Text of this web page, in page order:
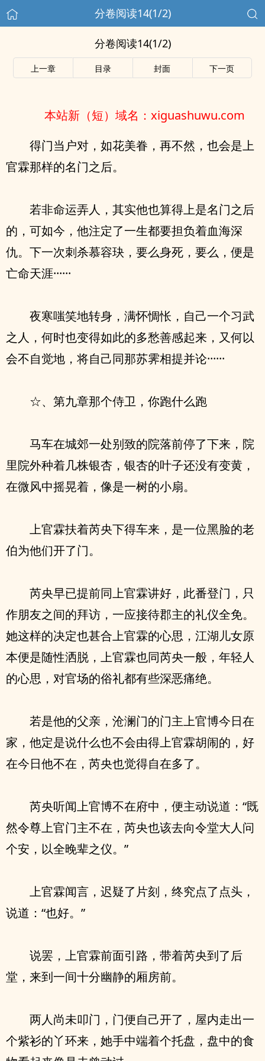
分卷阅读14(1/2)
分卷阅读14(1/2)
上一章 目录 封面 下一页
本站新（短）域名：xiguashuwu.com
得门当户对，如花美眷，再不然，也会是上
官霖那样的名门之后。
若非命运弄人，其实他也算得上是名门之后
的，可如今，他注定了一生都要担负着血海深
仇。下一次刺杀慕容玦，要么身死，要么，便是
亡命天涯······
夜寒嗤笑地转身，满怀惆怅，自己一个习武
之人，何时也变得如此的多愁善感起来，又何以
会不自觉地，将自己同那苏霁相提并论······
☆、第九章那个侍卫，你跑什么跑
马车在城郊一处别致的院落前停了下来，院
里院外种着几株银杏，银杏的叶子还没有变黄，
在微风中摇晃着，像是一树的小扇。
上官霖扶着芮央下得车来，是一位黑脸的老
伯为他们开了门。
芮央早已提前同上官霖讲好，此番登门，只
作朋友之间的拜访，一应接待郡主的礼仪全免。
她这样的决定也甚合上官霖的心思，江湖儿女原
本便是随性洒脱，上官霖也同芮央一般，年轻人
的心思，对官场的俗礼都有些深恶痛绝。
若是他的父亲，沧澜门的门主上官博今日在
家，他定是说什么也不会由得上官霖胡闹的，好
在今日他不在，芮央也觉得自在多了。
芮央听闻上官博不在府中，便主动说道：“既
然令尊上官门主不在，芮央也该去向令堂大人问
个安，以全晚辈之仪。”
上官霖闻言，迟疑了片刻，终究点了点头，
说道：“也好。”
说罢，上官霖前面引路，带着芮央到了后
堂，来到一间十分幽静的厢房前。
两人尚未叩门，门便自己开了，屋内走出一
个紫衫的丫环来，她手中端着个托盘，盘中的食